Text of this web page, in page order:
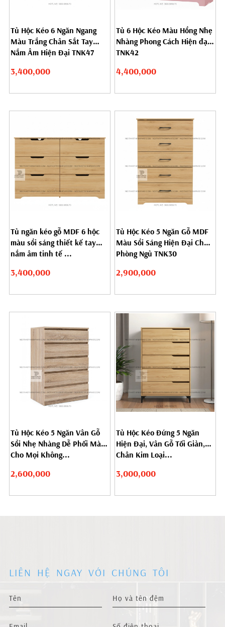
Tủ Hộc Kéo 6 Ngăn Ngang
Màu Trắng Chân Sắt Tay
Nắm Âm Hiện Đại TNK47
3,400,000
Tủ 6 Hộc Kéo Màu Hồng Nhẹ
Nhàng Phong Cách Hiện đại
TNK42
4,400,000
Tủ ngăn kéo gỗ MDF 6 hộc
màu sồi sáng thiết kế tay
nắm âm tinh tế ...
3,400,000
Tủ Hộc Kéo 5 Ngăn Gỗ MDF
Màu Sồi Sáng Hiện Đại Cho
Phòng Ngủ TNK30
2,900,000
Tủ Hộc Kéo 5 Ngăn Vân Gỗ
Sồi Nhẹ Nhàng Dễ Phối Màu
Cho Mọi Không...
2,600,000
Tủ Hộc Kéo Đứng 5 Ngăn
Hiện Đại, Vân Gỗ Tối Giản,
Chân Kim Loại...
3,000,000
LIÊN HỆ NGAY VỚI CHÚNG TÔI